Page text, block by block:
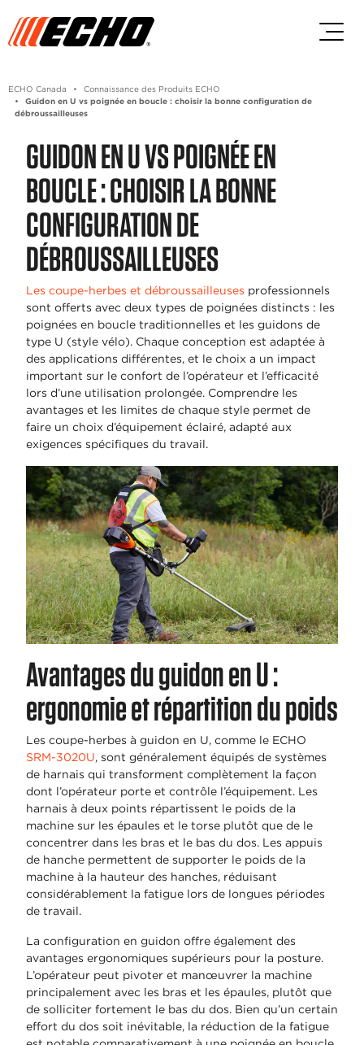
ECHO Canada
Connaissance des Produits ECHO
Guidon en U vs poignée en boucle : choisir la bonne configuration de
débroussailleuses
GUIDON EN U VS POIGNÉE EN
BOUCLE : CHOISIR LA BONNE
CONFIGURATION DE
DÉBROUSSAILLEUSES
Les coupe-herbes et débroussailleuses professionnels
sont offerts avec deux types de poignées distincts : les
poignées en boucle traditionnelles et les guidons de
type U (style vélo). Chaque conception est adaptée à
des applications différentes, et le choix a un impact
important sur le confort de l’opérateur et l’efficacité
lors d’une utilisation prolongée. Comprendre les
avantages et les limites de chaque style permet de
faire un choix d’équipement éclairé, adapté aux
exigences spécifiques du travail.
Avantages du guidon en U :
ergonomie et répartition du poids
Les coupe-herbes à guidon en U, comme le ECHO
SRM-3020U, sont généralement équipés de systèmes
de harnais qui transforment complètement la façon
dont l’opérateur porte et contrôle l’équipement. Les
harnais à deux points répartissent le poids de la
machine sur les épaules et le torse plutôt que de le
concentrer dans les bras et le bas du dos. Les appuis
de hanche permettent de supporter le poids de la
machine à la hauteur des hanches, réduisant
considérablement la fatigue lors de longues périodes
de travail.
La configuration en guidon offre également des
avantages ergonomiques supérieurs pour la posture.
L’opérateur peut pivoter et manœuvrer la machine
principalement avec les bras et les épaules, plutôt que
de solliciter fortement le bas du dos. Bien qu’un certain
effort du dos soit inévitable, la réduction de la fatigue